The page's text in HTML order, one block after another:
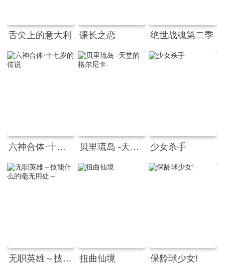
舌尖上的意大利 课长之恋 绝世战魂第二季
六神合体·十七岁的传说 贝里琉岛 -天堂的格尔尼卡- 少女杀手
无职英雄～技能什么的毫无用处～ 扭曲仙境 保龄球少女!